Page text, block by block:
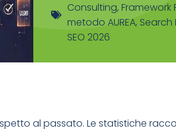
Consulting, Framework
metodo AUREA, Search
SEO 2026
al passato. Le statistiche